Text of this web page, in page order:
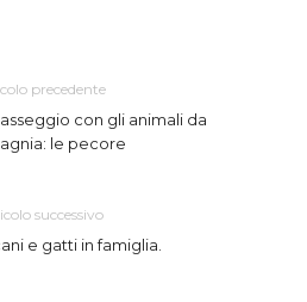
precedente
con gli animali da
le pecore
successivo
e gatti in famiglia.